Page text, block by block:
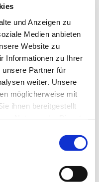
und Anzeigen zu
Medien anbieten
Website zu
Informationen zu Ihrer
unsere Partner für
weiter. Unsere
möglicherweise mit
ihnen bereitgestellt